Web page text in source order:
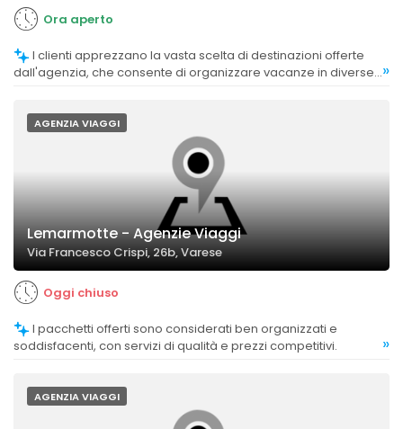
Ora aperto
dall'agenzia, che consente di organizzare vacanze in diverse »
AGENZIA VIAGGI
Lemarmotte - Agenzie Viaggi
Via Francesco Crispi, 26b, Varese
Oggi chiuso
soddisfacenti, con servizi di qualità e prezzi competitivi.
»
AGENZIA VIAGGI